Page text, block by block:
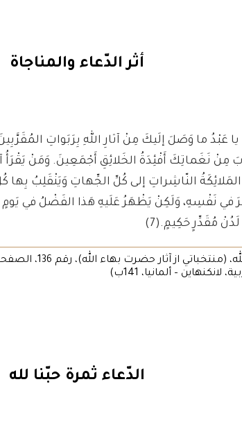
أثر الدّعاء والمناجاة
يا عَبْدُ ما وَصَلَ إلَيكَ مِنْ آثارِ اللهِ بِرَبَواتِ
مِنْ نَغَماتِكَ أَفْئِدَةُ الخَلائِقِ أَجْمَعِينَ. وَمَنْ يَقْرَأُ
المَلائِكَةُ النّاشِراتِ إلى كُلِّ الجِّهاتِ وَيَنْقَلِبُ
نَفْسِهِ، وَلَكِنْ يَظْهَرُ عَلَيهِ هَذا الفَضْلُ في يَومٍ
لَدُنْ مُقَدِّرٍ حَكِيمٍ.(7)
لانكنهاين – ألمانيا، 141ب)
الدّعاء ثمرة حبّنا لله